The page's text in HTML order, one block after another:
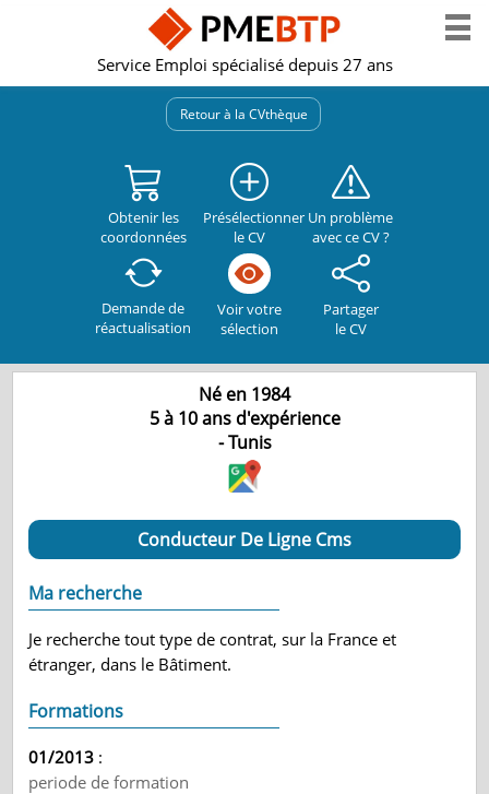
Service Emploi spécialisé depuis 27 ans
Retour à la CVthèque
Obtenir les
coordonnées
Présélectionner
le CV
Un problème
avec ce CV ?
Demande de
réactualisation
Voir votre
sélection
Partager
le CV
Né en 1984
5 à 10 ans d'expérience
- Tunis
Conducteur De Ligne Cms
Ma recherche
Je recherche tout type de contrat, sur la France et
étranger, dans le Bâtiment.
Formations
01/2013 :
periode de formation